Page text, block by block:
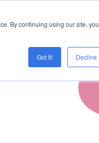
By continuing using our site, you
Got it! Decline